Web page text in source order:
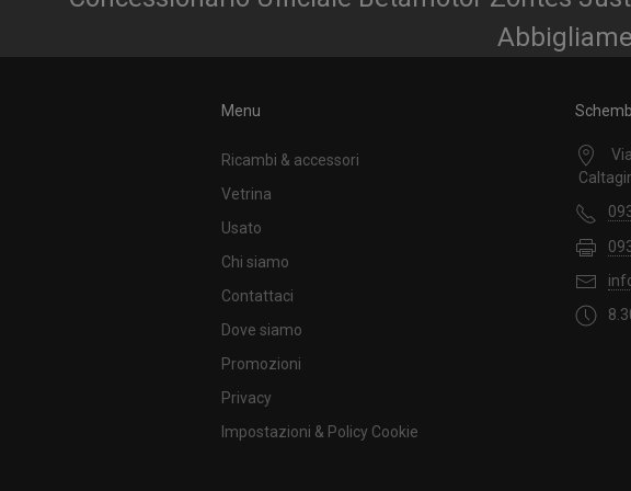
Menu
Ricambi & accessori
Vetrina
Usato
Chi siamo
Contattaci
Dove siamo
Promozioni
Privacy
Impostazioni & Policy Cookie